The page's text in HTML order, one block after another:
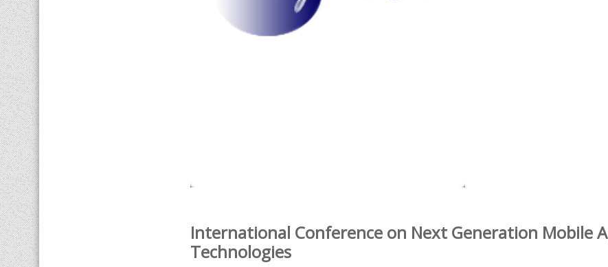
International Conference on Next Generation Mobile
Technologies